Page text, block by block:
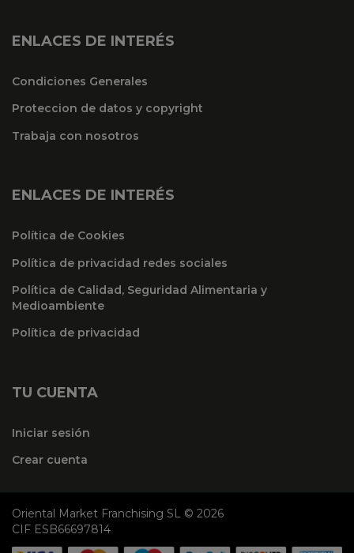
ENLACES DE INTERÉS
Condiciones Generales
Proteccion de datos y copyright
Trabaja con nosotros
ENLACES DE INTERÉS
Política de Cookies
Política de privacidad redes sociales
Política de Calidad, Seguridad Alimentaria y
Medioambiente
Política de privacidad
TU CUENTA
Iniciar sesión
Crear cuenta
Oriental Market Franchising SL © 2026
CIF ESB66697814